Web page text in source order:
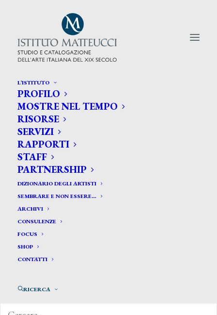
L’ISTITUTO
PROFILO
MOSTRE NEL TEMPO
RISORSE
SERVIZI
RAPPORTI
STAFF
PARTNERSHIP
DIZIONARIO DEGLI ARTISTI
SEMBRARE E NON ESSERE…
ARCHIVI
CONSULENZE
FOCUS
SHOP
CONTATTI
RICERCA
CERCA TRA GLI ARTISTI:
Search
for:
Muzioli Giuseppe